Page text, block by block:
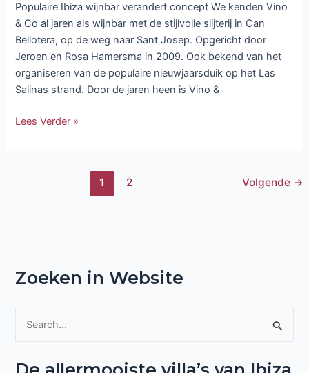
Populaire Ibiza wijnbar verandert concept We kenden Vino
& Co al jaren als wijnbar met de stijlvolle slijterij in Can
Bellotera, op de weg naar Sant Josep. Opgericht door
Jeroen en Rosa Hamersma in 2009. Ook bekend van het
organiseren van de populaire nieuwjaarsduik op het Las
Salinas strand. Door de jaren heen is Vino &
Lees Verder »
1 2 Volgende →
Zoeken in Website
e